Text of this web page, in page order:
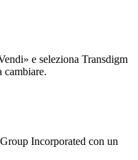
e seleziona Transdigm
cambiare.
Incorporated con un